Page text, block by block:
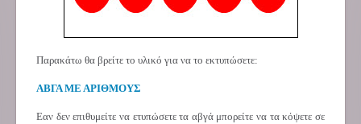
Παρακάτω θα βρείτε το υλικό για να το εκτυπώσετε:
ΑΒΓΑ ΜΕ ΑΡΙΘΜΟΥΣ
Εαν δεν επιθυμείτε να ετυπώσετε τα αβγά μπορείτε να τα κόψετε σε